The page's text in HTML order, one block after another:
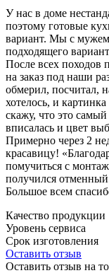
У нас в доме
поэтому готовые
вариант. Мы с
подходящего
После всех походов
на заказ под наши
обмерил, посчитал,
хотелось, и
скажу, что это
вписалась и цвет
Примерно через 2
красавицу!
помучиться с
получился
Большое всем
Качество продукции
Уровень сервиса
Срок изготовления
Оставить отзыв
Оставить отзыв на